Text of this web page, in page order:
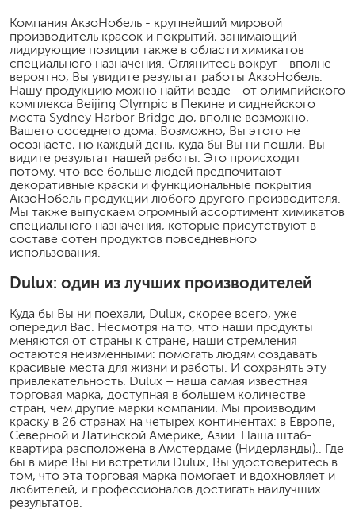
Компания АкзоНобель - крупнейший мировой
производитель красок и покрытий, занимающий
лидирующие позиции также в области химикатов
специального назначения. Оглянитесь вокруг - вполне
вероятно, Вы увидите результат работы АкзоНобель.
Нашу продукцию можно найти везде - от олимпийского
комплекса Beijing Olympic в Пекине и сиднейского
моста Sydney Harbor Bridge до, вполне возможно,
Вашего соседнего дома. Возможно, Вы этого не
осознаете, но каждый день, куда бы Вы ни пошли, Вы
видите результат нашей работы. Это происходит
потому, что все больше людей предпочитают
декоративные краски и функциональные покрытия
АкзоНобель продукции любого другого производителя.
Мы также выпускаем огромный ассортимент химикатов
специального назначения, которые присутствуют в
составе сотен продуктов повседневного
использования.
Dulux: один из лучших производителей
Куда бы Вы ни поехали, Dulux, скорее всего, уже
опередил Вас. Несмотря на то, что наши продукты
меняются от страны к стране, наши стремления
остаются неизменными: помогать людям создавать
красивые места для жизни и работы. И сохранять эту
привлекательность. Dulux – наша самая известная
торговая марка, доступная в большем количестве
стран, чем другие марки компании. Мы производим
краску в 26 странах на четырех континентах: в Европе,
Северной и Латинской Америке, Азии. Наша штаб-
квартира расположена в Амстердаме (Нидерланды).. Где
бы в мире Вы ни встретили Dulux, Вы удостоверитесь в
том, что эта торговая марка помогает и вдохновляет и
любителей, и профессионалов достигать наилучших
результатов.